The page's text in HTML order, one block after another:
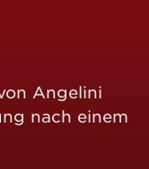
Angelini
nach einem